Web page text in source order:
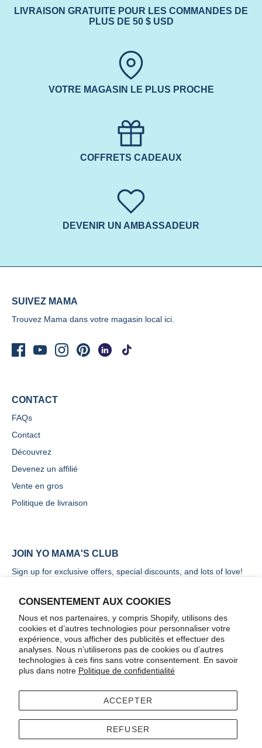
CONSENTEMENT AUX COOKIES
Nous et nos partenaires, y compris Shopify, utilisons des
cookies et d’autres technologies pour personnaliser votre
expérience, vous afficher des publicités et effectuer des
analyses. Nous n’utiliserons pas de cookies ou d’autres
technologies à ces fins sans votre consentement. En savoir
plus dans notre Politique de confidentialité
ACCEPTER
REFUSER
LIVRAISON GRATUITE POUR LES COMMANDES DE
PLUS DE 50 $ USD
VOTRE MAGASIN LE PLUS PROCHE
COFFRETS CADEAUX
DEVENIR UN AMBASSADEUR
SUIVEZ MAMA
Trouvez Mama dans votre magasin local ici.
CONTACT
FAQs
Contact
Découvrez
Devenez un affilié
Vente en gros
Politique de livraison
JOIN YO MAMA'S CLUB
Sign up for exclusive offers, special discounts, and lots of love!
S&#39;INSCRIRE